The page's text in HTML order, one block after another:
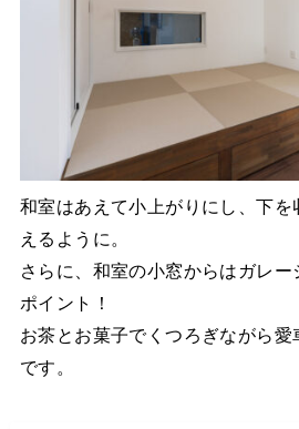
和室はあえて小上がりにし、下
えるように。
さらに、和室の小窓からはガレ
ポイント！
お茶とお菓子でくつろぎながら
です。